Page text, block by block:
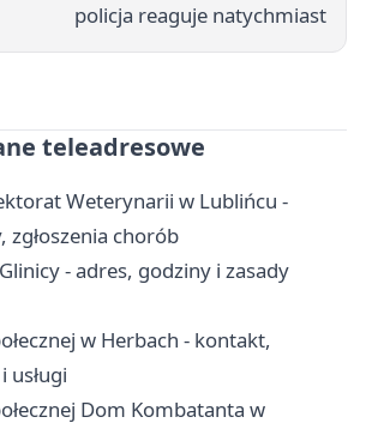
policja reaguje natychmiast
teleadresowe
Weterynarii w Lublińcu -
chorób
- adres, godziny i zasady
w Herbach - kontakt,
usługi
Dom Kombatanta w